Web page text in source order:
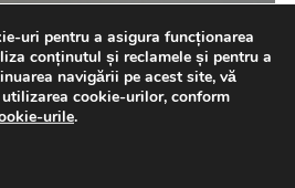
uri pentru a asigura funcționarea
conținutul și reclamele și pentru a
navigării pe acest site, vă
cookie-urilor, conform
urile.